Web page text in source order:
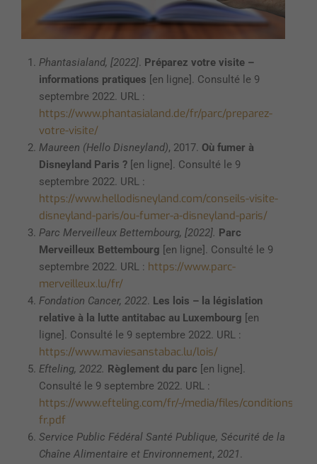
Phantasialand, [2022]. Préparez votre visite –
informations pratiques [en ligne]. Consulté le 9
septembre 2022. URL :
https://www.phantasialand.de/fr/parc/preparez-
votre-visite/
Maureen (Hello Disneyland), 2017. Où fumer à
Disneyland Paris ? [en ligne]. Consulté le 9
septembre 2022. URL :
https://www.hellodisneyland.com/conseils-visite-
disneyland-paris/ou-fumer-a-disneyland-paris/
Parc Merveilleux Bettembourg, [2022]. Parc
Merveilleux Bettembourg [en ligne]. Consulté le 9
septembre 2022. URL : https://www.parc-
merveilleux.lu/fr/
Fondation Cancer, 2022. Les lois – la législation
relative à la lutte antitabac au Luxembourg [en
ligne]. Consulté le 9 septembre 2022. URL :
https://www.maviesanstabac.lu/lois/
Efteling, 2022. Règlement du parc [en ligne].
Consulté le 9 septembre 2022. URL :
https://www.efteling.com/fr/-/media/files/conditions/
fr.pdf
Service Public Fédéral Santé Publique, Sécurité de la
Chaîne Alimentaire et Environnement, 2021.